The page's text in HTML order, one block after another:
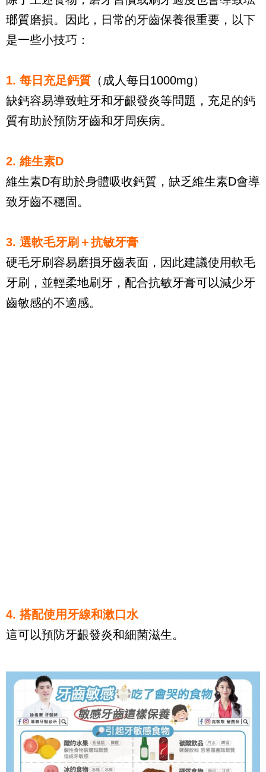
瑯質磨損。因此，日常的牙齒保養很重要，以下
是一些小技巧：
1. 每日充足鈣質 （成人每日1000mg）
缺鈣容易導致蛀牙和牙齦發炎等問題，充足的鈣
質有助於預防牙齒和牙周疾病。
2. 維生素D
維生素D有助於身體吸收鈣質，缺乏維生素D會導
致牙齒不穩固。
3. 選軟毛牙刷＋抗敏牙膏
硬毛牙刷容易磨損牙齒表面，因此建議使用軟毛
牙刷，並輕柔地刷牙，配合抗敏牙膏可以減少牙
齒敏感的不適感。
4. 搭配使用牙線和漱口水
這可以預防牙齦發炎和細菌滋生。